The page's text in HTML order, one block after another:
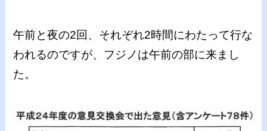
午前と夜の2回、それぞれ2時間にわたって行な
われるのですが、フジノは午前の部に来まし
た。